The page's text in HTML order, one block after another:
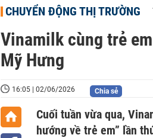
CHUYỂN ĐỘNG THỊ TRƯỜNG
Vinamilk cùng trẻ
Mỹ Hưng
16:05 | 02/06/2026 Chia sẻ
Cuối tuần vừa qua,
hướng về trẻ em” lần